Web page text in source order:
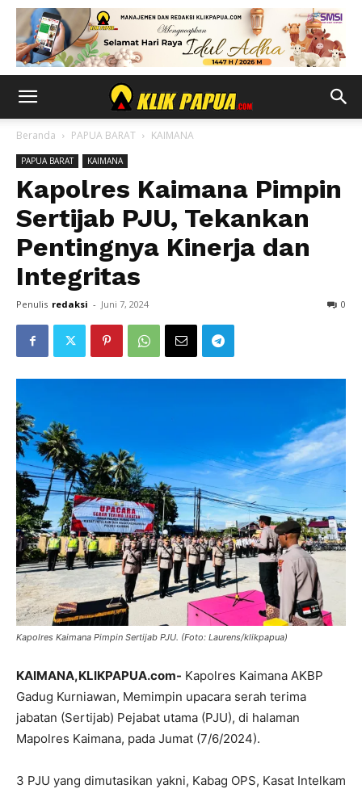
Beranda PAPUA BARAT KAIMANA
PAPUA BARAT KAIMANA
Kapolres Kaimana Pimpin
Sertijab PJU, Tekankan
Pentingnya Kinerja dan
Integritas
Penulis redaksi - Juni 7, 2024 0
Kapolres Kaimana Pimpin Sertijab PJU. (Foto: Laurens/klikpapua)
KAIMANA,KLIKPAPUA.com- Kapolres Kaimana AKBP
Gadug Kurniawan, Memimpin upacara serah terima
jabatan (Sertijab) Pejabat utama (PJU), di halaman
Mapolres Kaimana, pada Jumat (7/6/2024).
3 PJU yang dimutasikan yakni, Kabag OPS, Kasat Intelkam